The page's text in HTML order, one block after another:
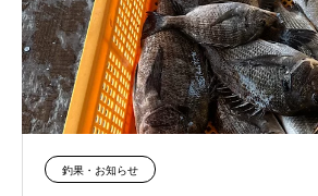
釣果・お知らせ